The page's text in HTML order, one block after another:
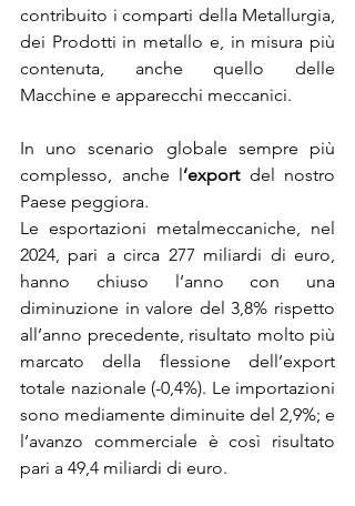
contribuito i comparti della Metallurgia,
dei Prodotti in metallo e, in misura più
contenuta, anche quello delle
Macchine e apparecchi meccanici.
In uno scenario globale sempre più
complesso, anche l’export del nostro
Paese peggiora.
Le esportazioni metalmeccaniche, nel
2024, pari a circa 277 miliardi di euro,
hanno chiuso l’anno con una
diminuzione in valore del 3,8% rispetto
all’anno precedente, risultato molto più
marcato della flessione dell’export
totale nazionale (-0,4%). Le importazioni
sono mediamente diminuite del 2,9%; e
l’avanzo commerciale è così risultato
pari a 49,4 miliardi di euro.